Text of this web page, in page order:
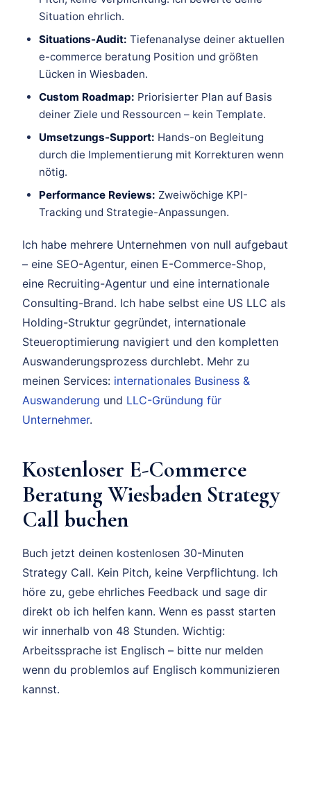
Situation ehrlich.
Situations-Audit: Tiefenanalyse deiner aktuellen
e-commerce beratung Position und größten
Lücken in Wiesbaden.
Custom Roadmap: Priorisierter Plan auf Basis
deiner Ziele und Ressourcen – kein Template.
Umsetzungs-Support: Hands-on Begleitung
durch die Implementierung mit Korrekturen wenn
nötig.
Performance Reviews: Zweiwöchige KPI-
Tracking und Strategie-Anpassungen.
Ich habe mehrere Unternehmen von null aufgebaut
– eine SEO-Agentur, einen E-Commerce-Shop,
eine Recruiting-Agentur und eine internationale
Consulting-Brand. Ich habe selbst eine US LLC als
Holding-Struktur gegründet, internationale
Steueroptimierung navigiert und den kompletten
Auswanderungsprozess durchlebt. Mehr zu
meinen Services: internationales Business &
Auswanderung und LLC-Gründung für
Unternehmer.
Kostenloser E-Commerce
Beratung Wiesbaden Strategy
Call buchen
Buch jetzt deinen kostenlosen 30-Minuten
Strategy Call. Kein Pitch, keine Verpflichtung. Ich
höre zu, gebe ehrliches Feedback und sage dir
direkt ob ich helfen kann. Wenn es passt starten
wir innerhalb von 48 Stunden. Wichtig:
Arbeitssprache ist Englisch – bitte nur melden
wenn du problemlos auf Englisch kommunizieren
kannst.